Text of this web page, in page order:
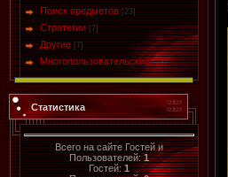
Поиск предметов [23]
Стратегии [7]
Другие [7]
Многопользовательские [13]
Статистика
Всего на сайте Гостей и
Пользователей:1
Гостей:1